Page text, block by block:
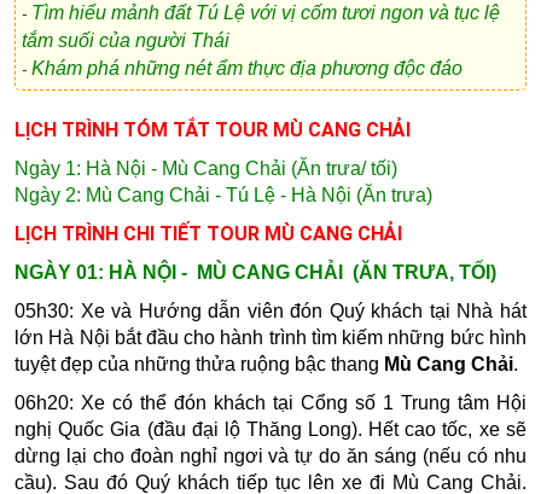
- Tìm hiểu mảnh đất Tú Lệ với vị cốm tươi ngon và tục lệ
tắm suối của người Thái
-Khám phá những nét ẩm thực địa phương độc đáo
LỊCH TRÌNH TÓM TẮT TOUR MÙ CANG CHẢI
Ngày 1: Hà Nội - Mù Cang Chải (Ăn trưa/ tối)
Ngày 2: Mù Cang Chải - Tú Lệ - Hà Nội (Ăn trưa)
LỊCH TRÌNH CHI TIẾT TOUR MÙ CANG CHẢI
NGÀY 01: HÀ NỘI - MÙ CANG CHẢI (ĂN TRƯA, TỐI)
05h30: Xe và Hướng dẫn viên đón Quý khách tại Nhà hát
lớn Hà Nội bắt đầu cho hành trình tìm kiếm những bức hình
tuyệt đẹp của những thửa ruộng bậc thang Mù Cang Chải.
06h20: Xe có thể đón khách tại Cổng số 1 Trung tâm Hội
nghị Quốc Gia (đầu đại lộ Thăng Long). Hết cao tốc, xe sẽ
dừng lại cho đoàn nghỉ ngơi và tự do ăn sáng (nếu có nhu
cầu). Sau đó Quý khách tiếp tục lên xe đi Mù Cang Chải.